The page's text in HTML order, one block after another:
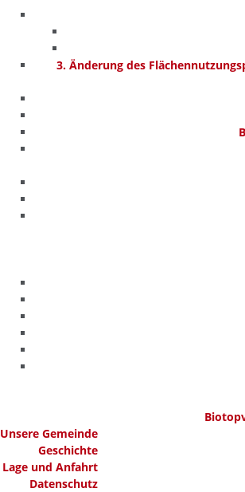
3. Änderung des
Unsere Gemeinde
Geschichte
Lage und Anfahrt
Datenschutz